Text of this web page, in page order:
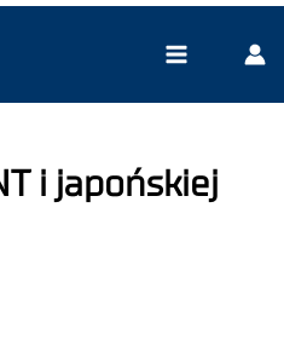
i japońskiej